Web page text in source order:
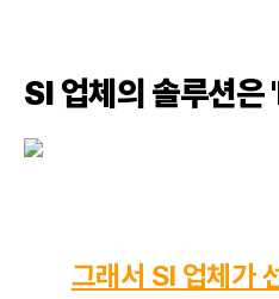
SI 업체의 솔루션은 '
그래서 SI 업체가